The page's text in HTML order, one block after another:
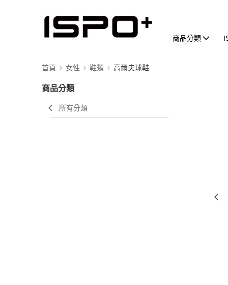
商品分類
首頁 女性 鞋類 高爾夫球鞋
商品分類
所有分類